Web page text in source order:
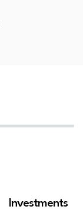
Investments